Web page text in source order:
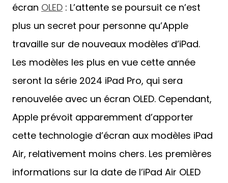
écran OLED : L’attente se poursuit ce n’est
plus un secret pour personne qu’Apple
travaille sur de nouveaux modèles d’iPad.
Les modèles les plus en vue cette année
seront la série 2024 iPad Pro, qui sera
renouvelée avec un écran OLED. Cependant,
Apple prévoit apparemment d’apporter
cette technologie d’écran aux modèles iPad
Air, relativement moins chers. Les premières
informations sur la date de l’iPad Air OLED